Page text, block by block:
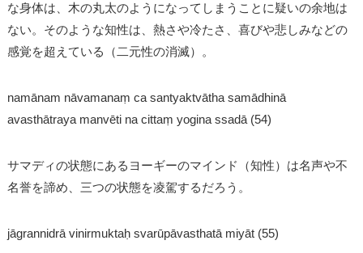
な身体は、木の丸太のようになってしまうことに疑いの余地は
ない。そのような知性は、熱さや冷たさ、喜びや悲しみなどの
感覚を超えている（二元性の消滅）。
namānam nāvamanaṃ ca santyaktvātha samādhinā
avasthātraya manvēti na cittaṃ yogina ssadā (54)
サマディの状態にあるヨーギーのマインド（知性）は名声や不
名誉を諦め、三つの状態を凌駕するだろう。
jāgrannidrā vinirmuktaḥ svarūpāvasthatā miyāt (55)